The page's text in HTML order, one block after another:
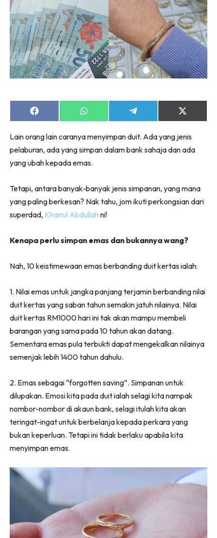
Share
on
Share
on
Share
on
Share
on
(Twitter)
Lain orang lain caranya menyimpan duit. Ada yang jenis
pelaburan, ada yang simpan dalam bank sahaja dan ada
yang ubah kepada emas.
Tetapi, antara banyak-banyak jenis simpanan, yang mana
yang paling berkesan? Nak tahu, jom ikuti perkongsian dari
superdad, Khairul Abdullah ni!
Kenapa perlu simpan emas dan bukannya wang?
Nah, 10 keistimewaan emas berbanding duit kertas ialah:
1. Nilai emas untuk jangka panjang terjamin berbanding nilai
duit kertas yang saban tahun semakin jatuh nilainya. Nilai
duit kertas RM1000 hari ini tak akan mampu membeli
barangan yang sama pada 10 tahun akan datang.
Sementara emas pula terbukti dapat mengekalkan nilainya
semenjak lebih 1400 tahun dahulu.
2. Emas sebagai “forgotten saving”. Simpanan untuk
dilupakan. Emosi kita pada duit ialah selagi kita nampak
nombor-nombor di akaun bank, selagi itulah kita akan
teringat-ingat untuk berbelanja kepada perkara yang
bukan keperluan. Tetapi ini tidak berlaku apabila kita
menyimpan emas.